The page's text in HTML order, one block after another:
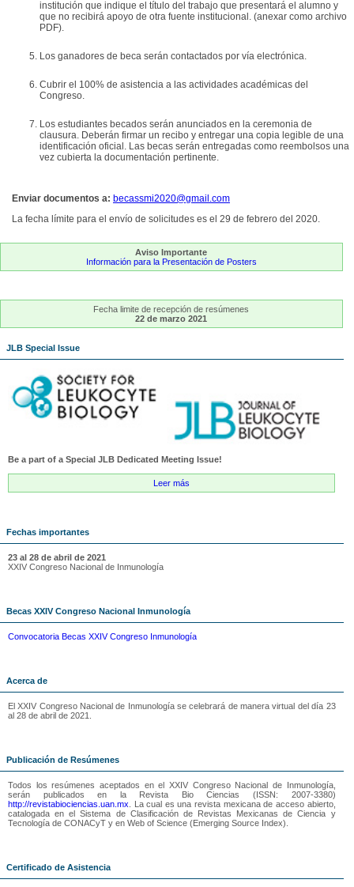
institución que indique el título del trabajo que presentará el alumno y
que no recibirá apoyo de otra fuente institucional. (anexar como archivo
PDF).
Los ganadores de beca serán contactados por vía electrónica.
Cubrir el 100% de asistencia a las actividades académicas del
Congreso.
Los estudiantes becados serán anunciados en la ceremonia de
clausura. Deberán firmar un recibo y entregar una copia legible de una
identificación oficial. Las becas serán entregadas como reembolsos una
vez cubierta la documentación pertinente.
Enviar documentos a: becassmi2020@gmail.com
La fecha límite para el envío de solicitudes es el 29 de febrero del 2020.
Aviso Importante
Información para la Presentación de Posters
Fecha limite de recepción de resúmenes
22 de marzo 2021
JLB Special Issue
Be a part of a Special JLB Dedicated Meeting Issue!
Leer más
Fechas importantes
23 al 28 de abril de 2021
XXIV Congreso Nacional de Inmunología
Becas XXIV Congreso Nacional Inmunología
Convocatoria Becas XXIV Congreso Inmunología
Acerca de
El XXIV Congreso Nacional de Inmunología se celebrará de manera virtual del día 23
al 28 de abril de 2021.
Publicación de Resúmenes
Todos los resúmenes aceptados en el XXIV Congreso Nacional de Inmunología,
serán publicados en la Revista Bio Ciencias (ISSN: 2007-3380)
http://revistabiociencias.uan.mx . La cual es una revista mexicana de acceso abierto,
catalogada en el Sistema de Clasificación de Revistas Mexicanas de Ciencia y
Tecnología de CONACyT y en Web of Science (Emerging Source Index).
Certificado de Asistencia